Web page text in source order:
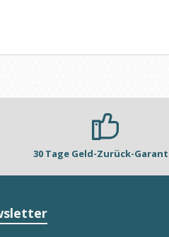
30 Tage Geld-Zurück-